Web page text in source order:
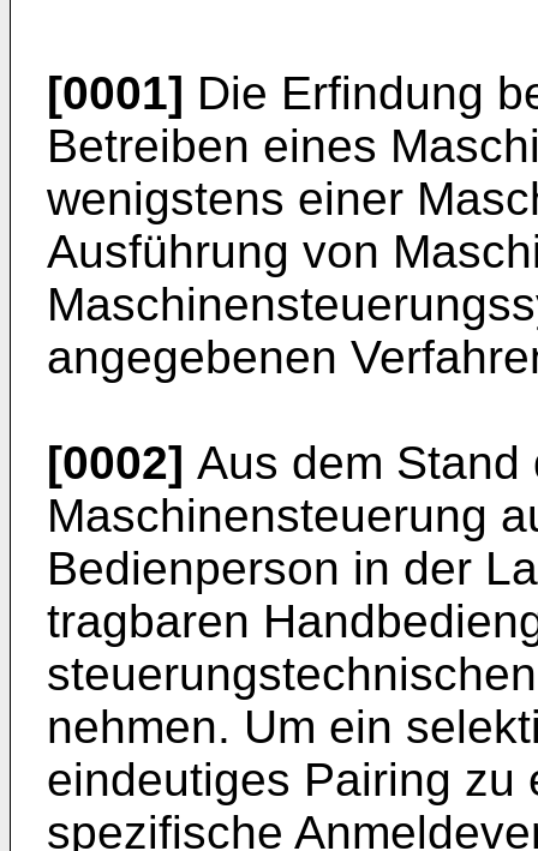
[0001] Die Erfindung
Betreiben eines
wenigstens einer
Ausführung von
angegebenen
[0002] Aus dem Stand
Maschinensteuerung
Bedienperson in der
tragbaren
nehmen. Um ein
eindeutiges Pairing zu
spezifische